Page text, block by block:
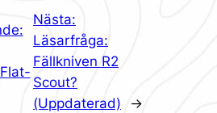
Nästa:
Läsarfråga:
Fällkniven R2
Scout?
(Uppdaterad)
→